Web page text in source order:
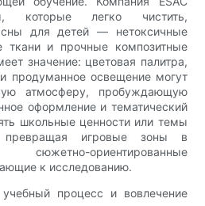
которые легко чистить,
для детей — нетоксичные
ткани и прочные композитные
значение: цветовая палитра,
продуманное освещение могут
атмосферу, пробуждающую
оформление и тематический
школьные ценности или темы
превращая игровые зоны в
ориентированные
к исследованию.
процесс и вовлечение